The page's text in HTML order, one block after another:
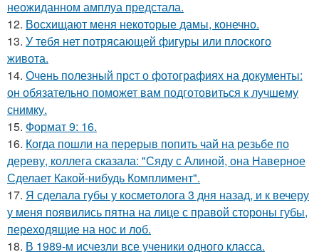
неожиданном амплуа предстала.
12. Восхищают меня некоторые дамы, конечно.
13. У тебя нет потрясающей фигуры или плоского
живота.
14. Очень полезный прст о фотографиях на документы:
он обязательно поможет вам подготовиться к лучшему
снимку.
15. Формат 9: 16.
16. Когда пошли на перерыв попить чай на резьбе по
дереву, коллега сказала: "Сяду с Алиной, она Наверное
Сделает Какой-нибудь Комплимент".
17. Я сделала губы у косметолога 3 дня назад, и к вечеру
у меня появились пятна на лице с правой стороны губы,
переходящие на нос и лоб.
18. В 1989-м исчезли все ученики одного класса.